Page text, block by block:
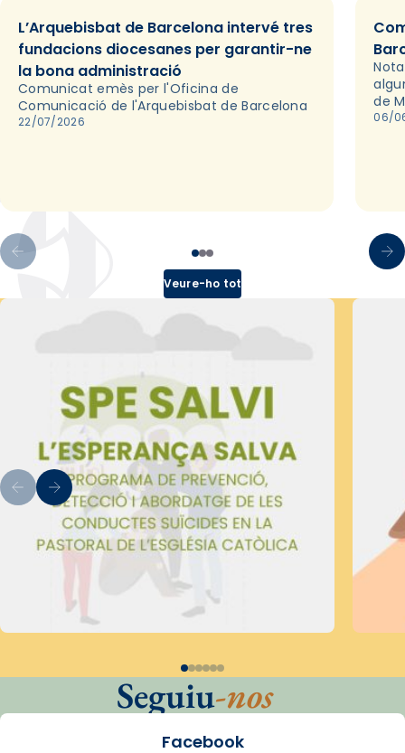
L’Arquebisbat de Barcelona intervé tres
fundacions diocesanes per garantir-ne
la bona administració
Comunicat emès per l'Oficina de
Comunicació de l'Arquebisbat de Barcelona
22/07/2026
de
06/
Veure-ho tot
Seguiu-nos
Facebook